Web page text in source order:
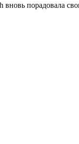
вновь порадовала